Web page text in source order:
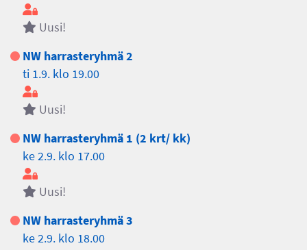
Uusi!
NW harrasteryhmä 2
ti 1.9. klo 19.00
Uusi!
NW harrasteryhmä 1 (2 krt/ kk)
ke 2.9. klo 17.00
Uusi!
NW harrasteryhmä 3
ke 2.9. klo 18.00